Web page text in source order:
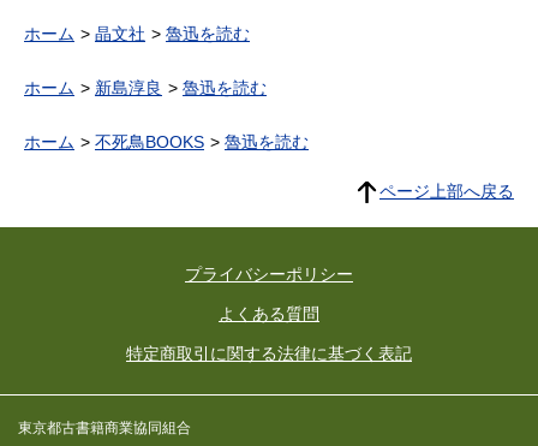
ホーム 晶文社 魯迅を読む
ホーム 新島淳良 魯迅を読む
ホーム 不死鳥BOOKS 魯迅を読む
ページ上部へ戻る
プライバシーポリシー
よくある質問
特定商取引に関する法律に基づく表記
東京都古書籍商業協同組合